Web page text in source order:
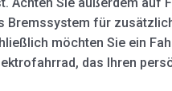
für
möchten Sie ein
das Ihren